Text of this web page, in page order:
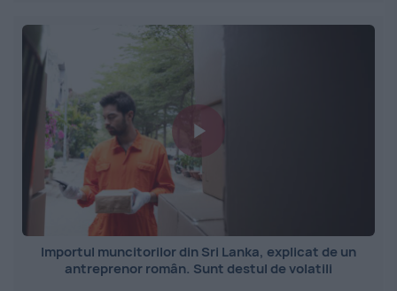
Importul muncitorilor din Sri Lanka, explicat de un
antreprenor român. Sunt destul de volatili